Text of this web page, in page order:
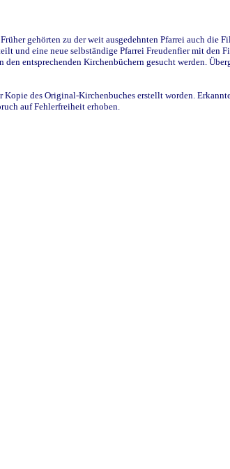
gehörten zu der weit ausgedehnten Pfarrei auch die
und eine neue selbständige Pfarrei Freudenfier mit den
entsprechenden Kirchenbüchern gesucht werden.
des Original-Kirchenbuches erstellt worden.
auf Fehlerfreiheit erhoben.